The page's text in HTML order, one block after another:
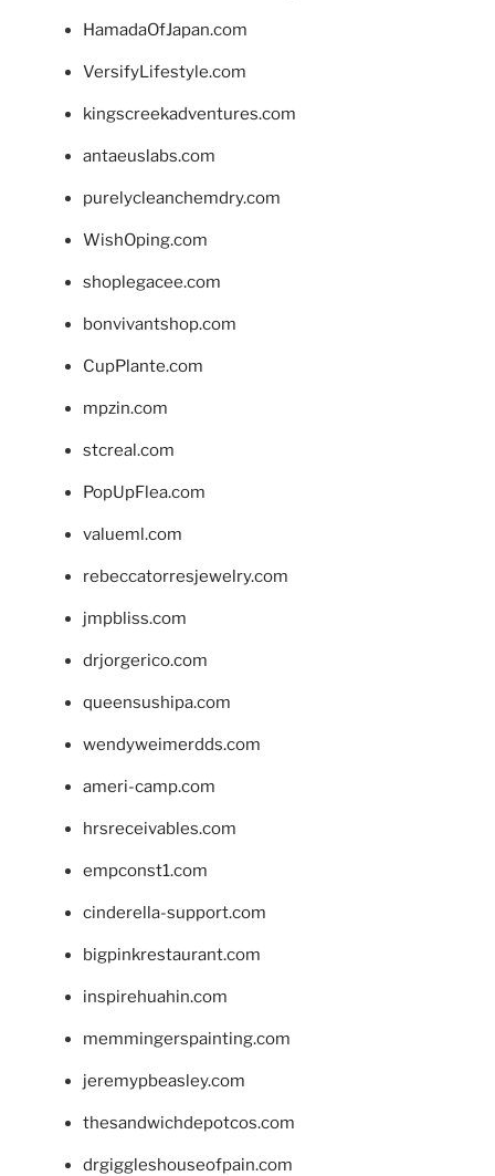
HamadaOfJapan.com
VersifyLifestyle.com
kingscreekadventures.com
antaeuslabs.com
purelycleanchemdry.com
WishOping.com
shoplegacee.com
bonvivantshop.com
CupPlante.com
mpzin.com
stcreal.com
PopUpFlea.com
valueml.com
rebeccatorresjewelry.com
jmpbliss.com
drjorgerico.com
queensushipa.com
wendyweimerdds.com
ameri-camp.com
hrsreceivables.com
empconst1.com
cinderella-support.com
bigpinkrestaurant.com
inspirehuahin.com
memmingerspainting.com
jeremypbeasley.com
thesandwichdepotcos.com
drgiggleshouseofpain.com